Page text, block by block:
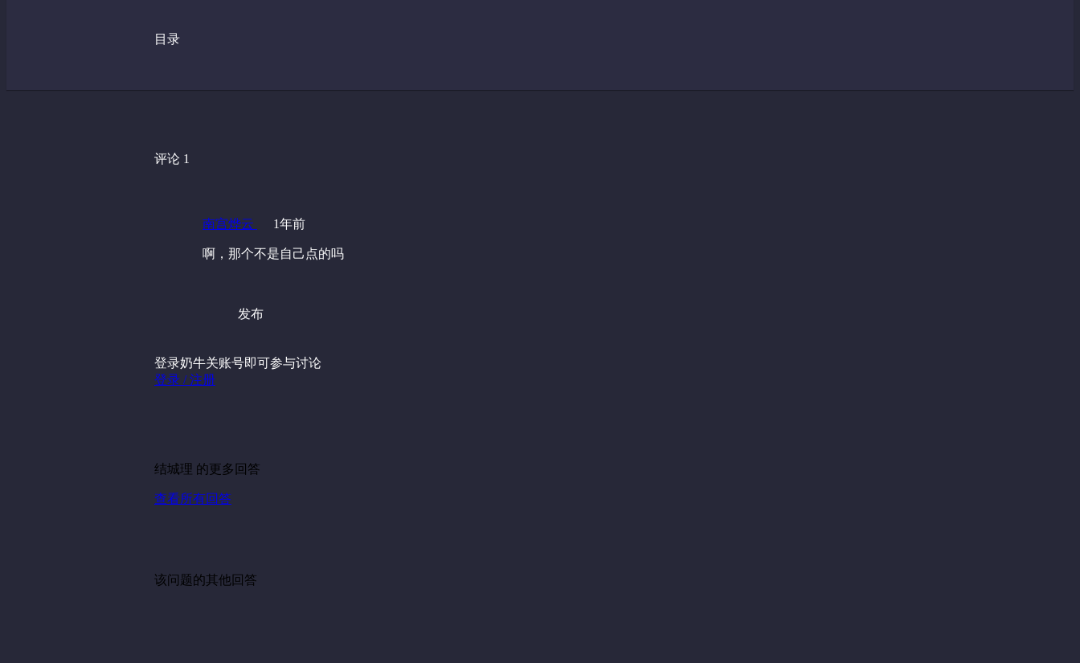
目录
评论 1
南宫烨云 1年前
啊，那个不是自己点的吗
发布
登录奶牛关账号即可参与讨论
登录 / 注册
结城理 的更多回答
查看所有回答
该问题的其他回答